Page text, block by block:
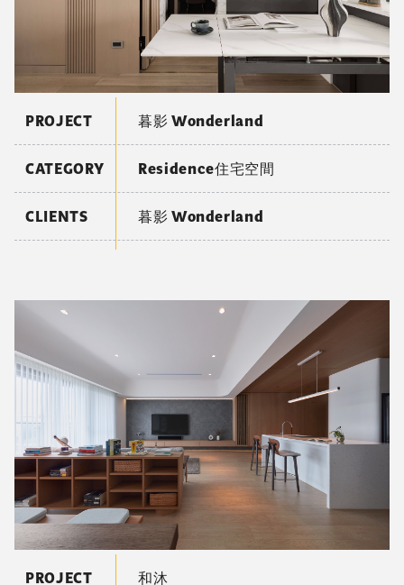
PROJECT 暮影 Wonderland
CATEGORY Residence住宅空間
CLIENTS 暮影 Wonderland
PROJECT 和沐